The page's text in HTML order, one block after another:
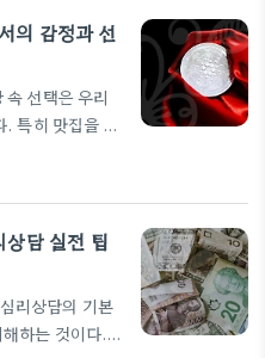
의 감정과 선
선택은 우리
특히 맛집을 고
한 내적 과정
. 동대문맛집
서의 의사결정
준다. 오늘의
불확실성에서
오류를 확인하
담 실전 팁
리상담의 기본
하는 것이다.